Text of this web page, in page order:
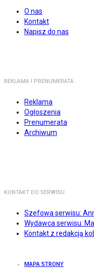
O nas
Kontakt
Napisz do nas
REKLAMA I PRENUMERATA
Reklama
Ogłoszenia
Prenumerata
Archiwum
KONTAKT DO SERWISU
Szefowa serwisu:
Wydawca serwisu:
Kontakt z redakcją
MAPA STRONY